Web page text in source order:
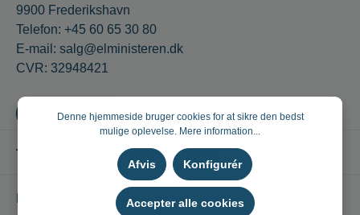
Følg os
Trustpilot - din mening tæller
9900 Frederikshavn
Telefon: +45 60 65 30 80
E-mail: salg@elministeren.dk
CVR: 32948421
Fortryd en aftale
Denne hjemmeside bruger cookies for at sikre den bedst
mulige oplevelse. Mere information...
Afvis Konfigurér
Accepter alle cookies